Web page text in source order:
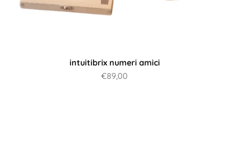
intuitibrix numeri amici
Prezzo scontato
€89,00